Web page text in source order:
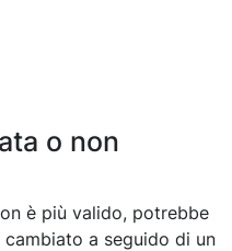
o non
è più valido, potrebbe
a seguido di un